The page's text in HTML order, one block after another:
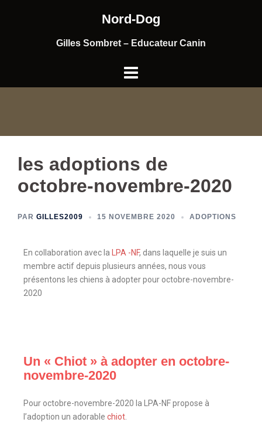
Nord-Dog
Gilles Sombret – Educateur Canin
les adoptions de
octobre-novembre-2020
PAR GILLES2009 15 NOVEMBRE 2020 ADOPTIONS
En collaboration avec la LPA -NF, dans laquelle je suis un
membre actif depuis plusieurs années, nous vous
présentons les chiens à adopter pour octobre-novembre-
2020
Un « Chiot » à adopter en octobre-
novembre-2020
Pour octobre-novembre-2020 la LPA-NF propose à
l’adoption un adorable chiot